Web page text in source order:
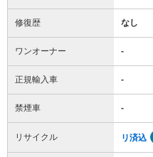
修復歴 なし
ワンオーナー -
正規輸入車 -
禁煙車 -
リサイクル リ済込